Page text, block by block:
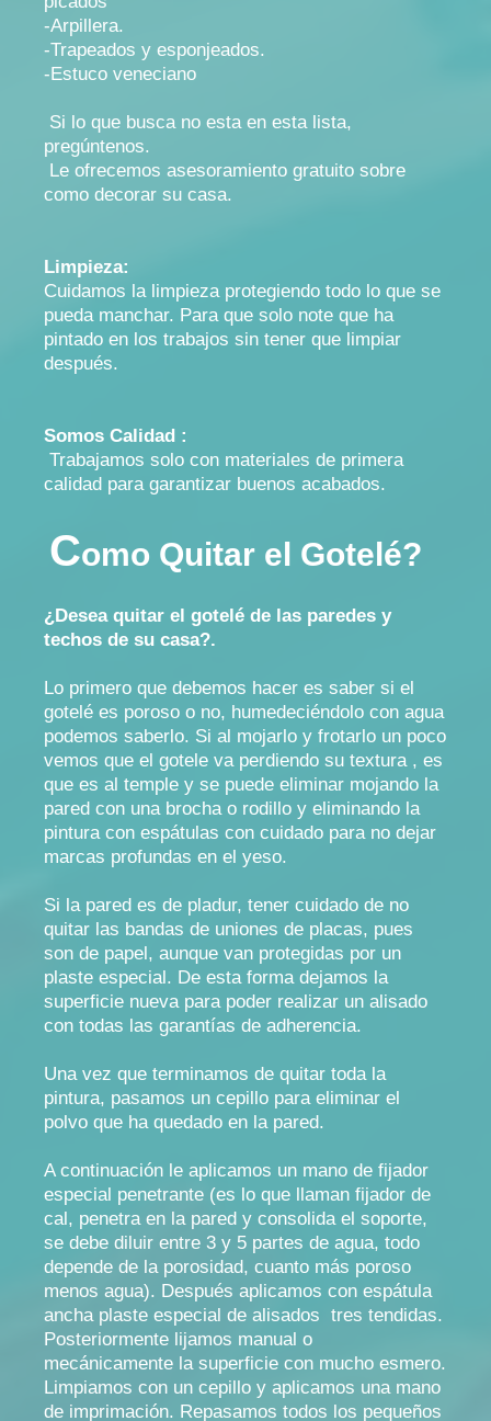
-Arpillera.
-Trapeados y esponjeados.
-Estuco veneciano
Si lo que busca no esta en esta lista,
pregúntenos.
Le ofrecemos asesoramiento gratuito sobre
como decorar su casa.
Limpieza:
Cuidamos la limpieza protegiendo todo lo que se
pueda manchar. Para que solo note que ha
pintado en los trabajos sin tener que limpiar
después.
Somos Calidad :
Trabajamos solo con materiales de primera
calidad para garantizar buenos acabados.
Como Quitar el Gotelé?
¿Desea quitar el gotelé de las paredes y
techos de su casa?.
Lo primero que debemos hacer es saber si el
gotelé es poroso o no, humedeciéndolo con agua
podemos saberlo. Si al mojarlo y frotarlo un poco
vemos que el gotele va perdiendo su textura , es
que es al temple y se puede eliminar mojando la
pared con una brocha o rodillo y eliminando la
pintura con espátulas con cuidado para no dejar
marcas profundas en el yeso.
Si la pared es de pladur, tener cuidado de no
quitar las bandas de uniones de placas, pues
son de papel, aunque van protegidas por un
plaste especial. De esta forma dejamos la
superficie nueva para poder realizar un alisado
con todas las garantías de adherencia.
Una vez que terminamos de quitar toda la
pintura, pasamos un cepillo para eliminar el
polvo que ha quedado en la pared.
A continuación le aplicamos un mano de fijador
especial penetrante (es lo que llaman fijador de
cal, penetra en la pared y consolida el soporte,
se debe diluir entre 3 y 5 partes de agua, todo
depende de la porosidad, cuanto más poroso
menos agua). Después aplicamos con espátula
ancha plaste especial de alisados tres tendidas.
Posteriormente lijamos manual o
mecánicamente la superficie con mucho esmero.
Limpiamos con un cepillo y aplicamos una mano
de imprimación. Repasamos todos los pequeños